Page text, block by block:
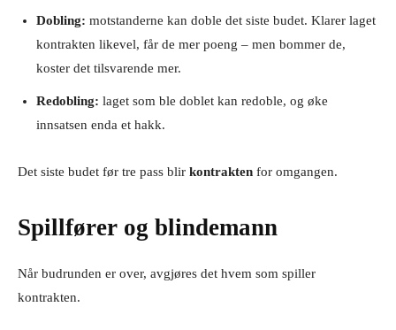
Dobling: motstanderne kan doble det siste budet. Klarer laget
kontrakten likevel, får de mer poeng – men bommer de,
koster det tilsvarende mer.
Redobling: laget som ble doblet kan redoble, og øke
innsatsen enda et hakk.
Det siste budet før tre pass blir kontrakten for omgangen.
Spillfører og blindemann
Når budrunden er over, avgjøres det hvem som spiller
kontrakten.